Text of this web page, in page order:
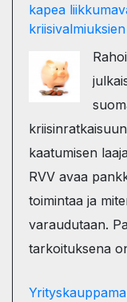
kapea
kaatumisen
RVV avaa
toimintaa ja
varaudutaan.
tarkoituksena